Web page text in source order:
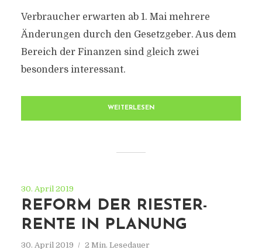
Verbraucher erwarten ab 1. Mai mehrere
Änderungen durch den Gesetzgeber. Aus dem
Bereich der Finanzen sind gleich zwei
besonders interessant.
WEITERLESEN
30. April 2019
REFORM DER RIESTER-
RENTE IN PLANUNG
30. April 2019 2 Min. Lesedauer